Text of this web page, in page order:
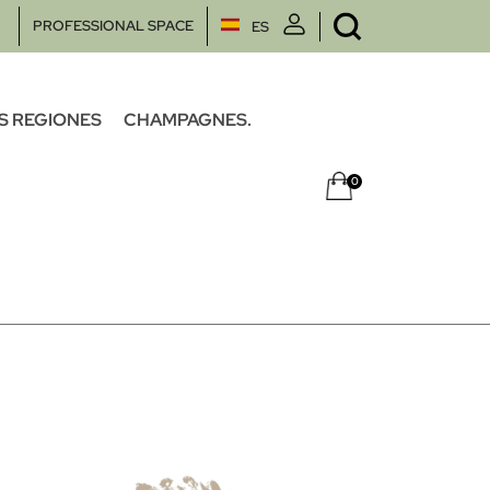
PROFESSIONAL SPACE ES
REGIONES CHAMPAGNES.
0